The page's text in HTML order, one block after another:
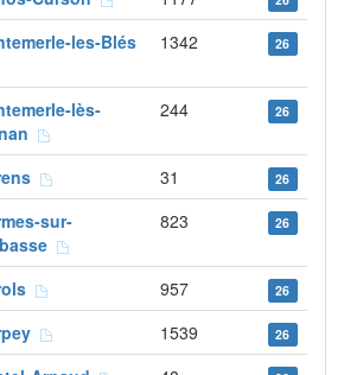
les-Blés 1342 26
lès-
244 26
31 26
sur-
823 26
957 26
1539 26